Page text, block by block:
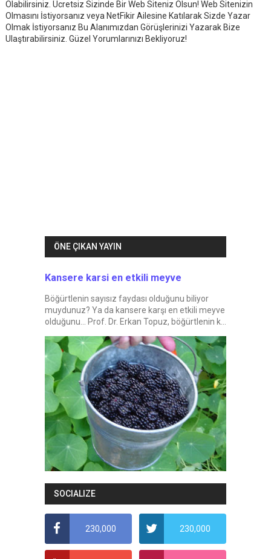
Olabilirsiniz. Ücretsiz Sizinde Bir Web Siteniz Olsun! Web Sitenizin
Olmasını İstiyorsanız veya NetFikir Ailesine Katılarak Sizde Yazar
Olmak İstiyorsanız Bu Alanımızdan Görüşlerinizi Yazarak Bize
Ulaştırabilirsiniz. Güzel Yorumlarınızı Bekliyoruz!
ÖNE ÇIKAN YAYIN
Kansere karsi en etkili meyve
Böğürtlenin sayısız faydası olduğunu biliyor
muydunuz? Ya da kansere karşı en etkili meyve
olduğunu... Prof. Dr. Erkan Topuz, böğürtlenin k...
SOCIALIZE
230,000 230,000